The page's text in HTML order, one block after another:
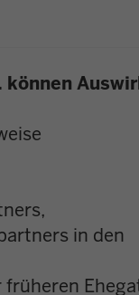
in den
früheren